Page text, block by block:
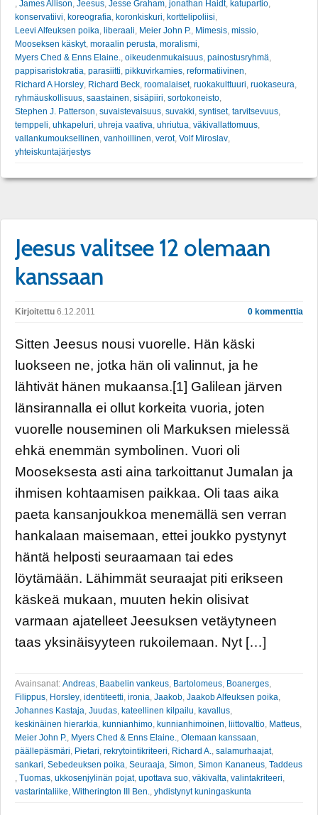
James Allison Jeesus Jesse Graham jonathan Haidt, katupartio
konservatiivi koreografia koronkiskuri korttelipoliisi
Leevi Alfeuksen poika liberaali Meier John P. Mimesis missio
Mooseksen käskyt, moraalin perusta moralismi
Myers Ched & Enns Elaine.
oikeudenmukaisuus painostusryhmä
pappisaristokratia parasiitti pikkuvirkamies reformatiivinen
Richard A Horsley Richard Beck roomalaiset, ruokakulttuuri ruokaseura
ryhmäuskollisuus saastainen sisäpiiri sortokoneisto
Stephen J. Patterson suvaistevaisuus suvakki syntiset, tarvitsevuus
temppeli uhkapeluri uhreja vaativa uhriutua väkivallattomuus
vallankumouksellinen vanhoillinen verot, Volf Miroslav
yhteiskuntajärjestys
Jeesus valitsee 12 olemaan
kanssaan
Kirjoitettu 6.12.2011 0 kommenttia
Sitten Jeesus nousi vuorelle. Hän käski
luokseen ne, jotka hän oli valinnut, ja he
lähtivät hänen mukaansa.[1] Galilean järven
länsirannalla ei ollut korkeita vuoria, joten
vuorelle nouseminen oli Markuksen mielessä
ehkä enemmän symbolinen. Vuori oli
Mooseksesta asti aina tarkoittanut Jumalan ja
ihmisen kohtaamisen paikkaa. Oli taas aika
paeta kansanjoukkoa menemällä sen verran
hankalaan maisemaan, ettei joukko pystynyt
häntä helposti seuraamaan tai edes
löytämään. Lähimmät seuraajat piti erikseen
käskeä mukaan, muuten hekin olisivat
varmaan ajatelleet Jeesuksen vetäytyneen
taas yksinäisyyteen rukoilemaan. Nyt […]
Avainsanat: Andreas, Baabelin vankeus, Bartolomeus, Boanerges,
Filippus, Horsley, identiteetti, ironia, Jaakob, Jaakob Alfeuksen poika,
Johannes Kastaja, Juudas, kateellinen kilpailu, kavallus,
keskinäinen hierarkia, kunnianhimo, kunnianhimoinen, liittovaltio, Matteus,
Meier John P., Myers Ched & Enns Elaine., Olemaan kanssaan,
päällepäsmäri, Pietari, rekrytointikriteeri, Richard A., salamurhaajat,
sankari, Sebedeuksen poika, Seuraaja, Simon, Simon Kananeus, Taddeus
, Tuomas, ukkosenjylinän pojat, upottava suo, väkivalta, valintakriteeri,
vastarintaliike, Witherington III Ben., yhdistynyt kuningaskunta